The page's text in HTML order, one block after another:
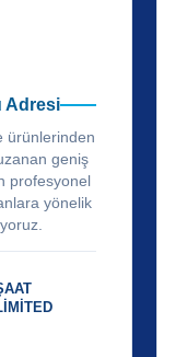
Adresi
ürünlerinden
geniş
profesyonel
yönelik